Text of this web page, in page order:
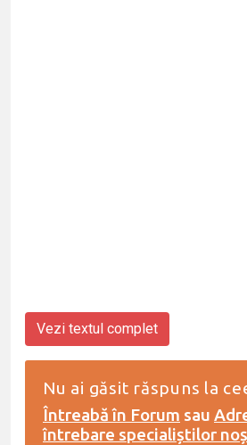
Vezi textul complet
Nu ai găsit răspuns la
Întreabă în Forum sau
întrebare specialiștilor